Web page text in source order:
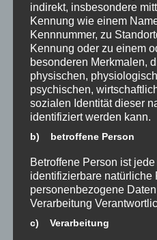
indirekt, insbesondere
Kennung wie einem
Kennnummer, zu
Kennung oder zu einem
besonderen Merkmalen,
physischen,
psychischen,
sozialen Identität dieser
identifiziert werden kann.
b) betroffene Person
Betroffene Person ist
identifizierbare natürliche
personenbezogene
Verarbeitung
c) Verarbeitung